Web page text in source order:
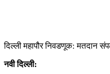
दिल्ली महापौर निवडणूक: मतदान
नवी दिल्ली: